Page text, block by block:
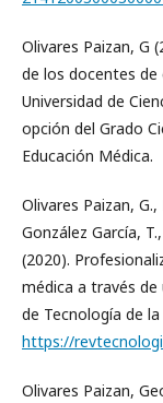
Olivares Paizan, G
de los docentes de
Universidad de
opción del Grado
Educación Médica.
Olivares Paizan,
González García,
(2020).
médica a través de
de Tecnología de
https://
Olivares Paizan,